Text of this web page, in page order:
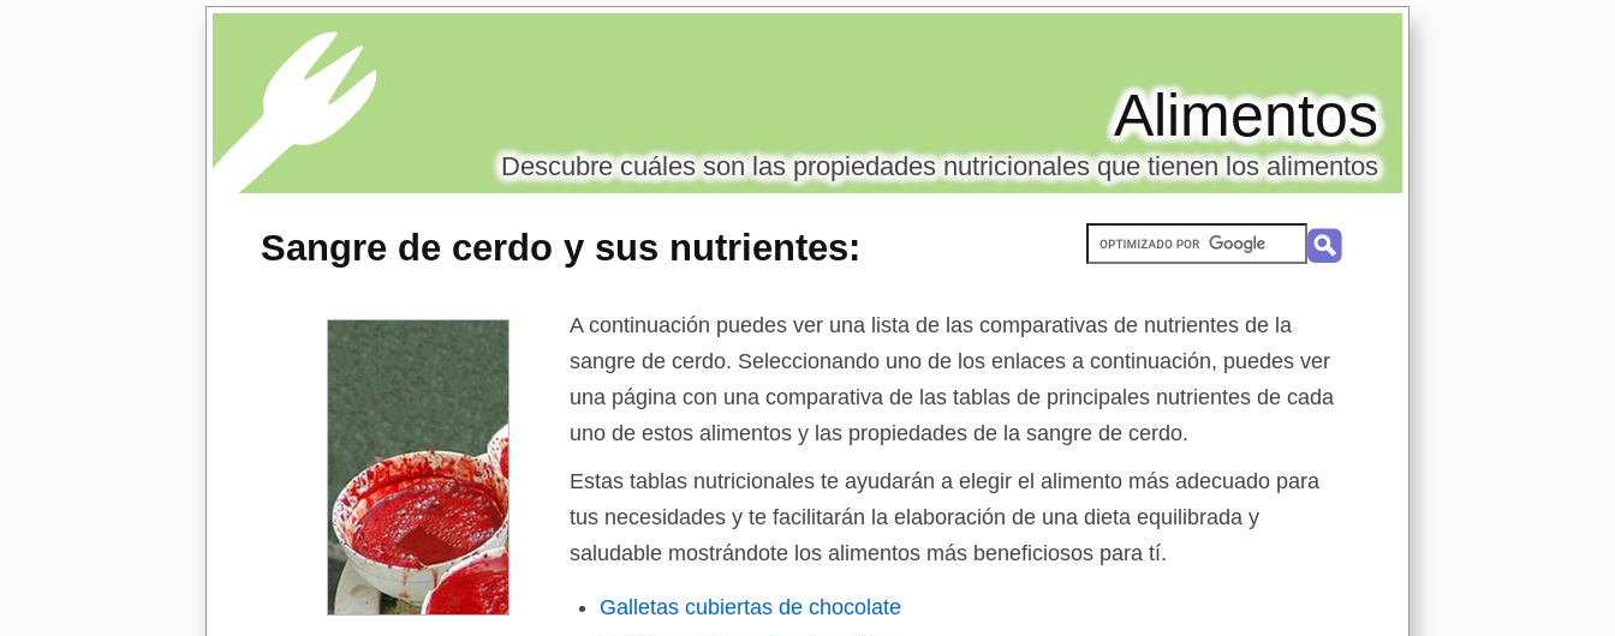
Sangre de cerdo y sus nutrientes:
Comparativas
Alimentos
Descubre cuáles son las propiedades nutricionales que tienen los alimentos
A continuación puedes ver una lista de las comparativas de nutrientes de la
sangre de cerdo. Seleccionando uno de los enlaces a continuación, puedes ver
una página con una comparativa de las tablas de principales nutrientes de cada
uno de estos alimentos y las propiedades de la sangre de cerdo.
Estas tablas nutricionales te ayudarán a elegir el alimento más adecuado para
tus necesidades y te facilitarán la elaboración de una dieta equilibrada y
saludable mostrándote los alimentos más beneficiosos para tí.
Galletas cubiertas de chocolate